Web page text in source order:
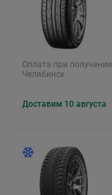
Оплата при получении
Челябинск
Доставим 10 августа